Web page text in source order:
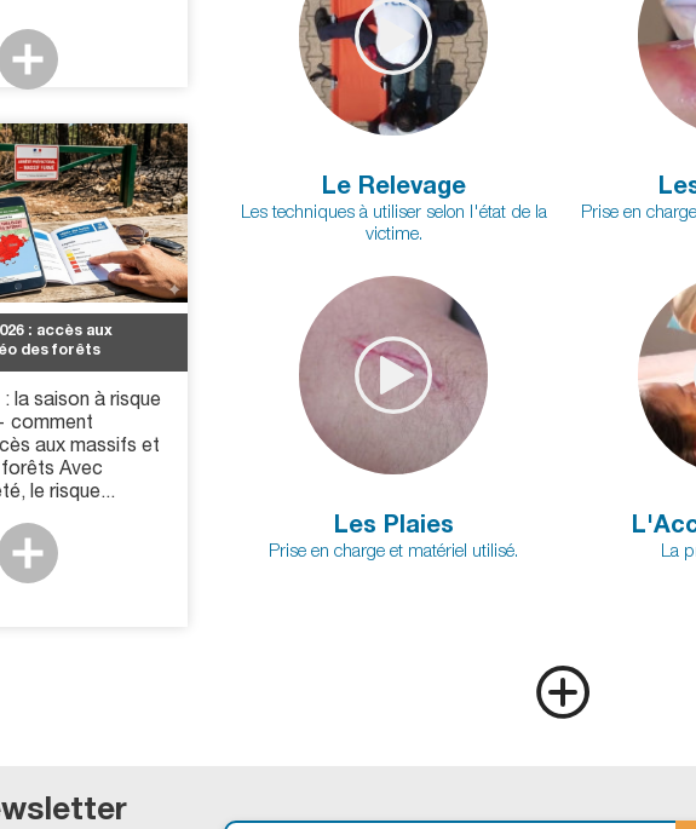
: accès aux
des forêts
la saison à risque
comment
aux massifs et
Avec
le risque...
Le Relevage
Les techniques à utiliser selon l'état de la
victime.
Prise en
Les Plaies
Prise en charge et matériel utilisé. La